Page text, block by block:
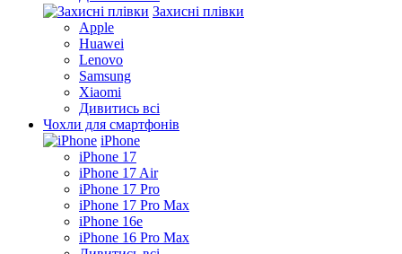
Захисні плівки
Apple
Huawei
Lenovo
Samsung
Xiaomi
Дивитись всі
Чохли для смартфонів
iPhone
iPhone 17
iPhone 17 Air
iPhone 17 Pro
iPhone 17 Pro Max
iPhone 16e
iPhone 16 Pro Max